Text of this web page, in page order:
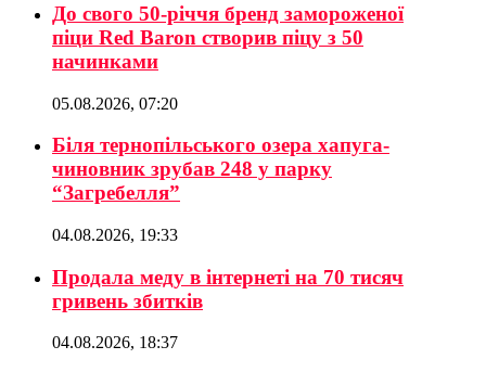
До свого 50-річчя бренд замороженої
піци Red Baron створив піцу з 50
начинками
05.08.2026, 07:20
Біля тернопільського озера хапуга-
чиновник зрубав 248 у парку
“Загребелля”
04.08.2026, 19:33
Продала меду в інтернеті на 70 тисяч
гривень збитків
04.08.2026, 18:37